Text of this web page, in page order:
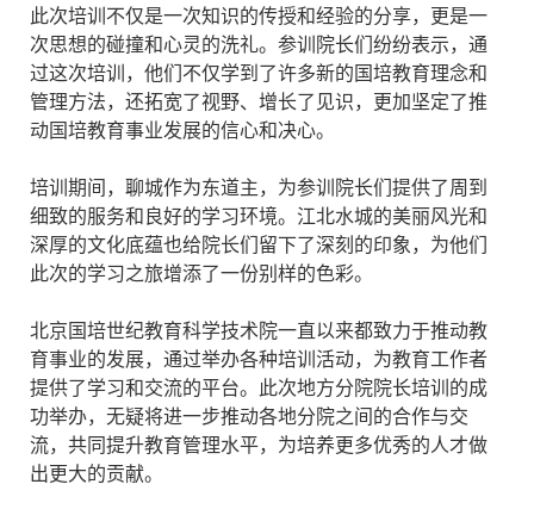
此次培训不仅是一次知识的传授和经验的分享，更是一
次思想的碰撞和心灵的洗礼。参训院长们纷纷表示，通
过这次培训，他们不仅学到了许多新的国培教育理念和
管理方法，还拓宽了视野、增长了见识，更加坚定了推
动国培教育事业发展的信心和决心。
培训期间，聊城作为东道主，为参训院长们提供了周到
细致的服务和良好的学习环境。江北水城的美丽风光和
深厚的文化底蕴也给院长们留下了深刻的印象，为他们
此次的学习之旅增添了一份别样的色彩。
北京国培世纪教育科学技术院一直以来都致力于推动教
育事业的发展，通过举办各种培训活动，为教育工作者
提供了学习和交流的平台。此次地方分院院长培训的成
功举办，无疑将进一步推动各地分院之间的合作与交
流，共同提升教育管理水平，为培养更多优秀的人才做
出更大的贡献。